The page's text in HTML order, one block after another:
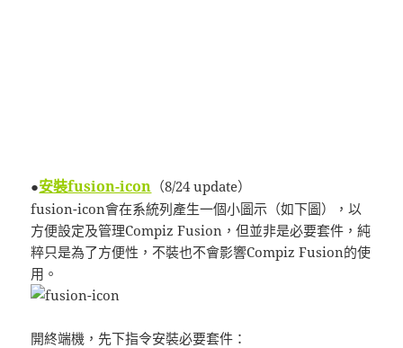
●安裝fusion-icon （8/24 update）
fusion-icon會在系統列產生一個小圖示（如下圖），以
方便設定及管理Compiz Fusion，但並非是必要套件，純
粹只是為了方便性，不裝也不會影響Compiz Fusion的使
用。
開終端機，先下指令安裝必要套件：